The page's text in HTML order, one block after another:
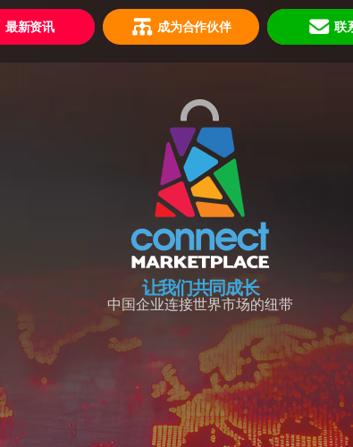
最新资讯 成为合作伙伴 联
让我们共同成长
中国企业连接世界市场的纽带